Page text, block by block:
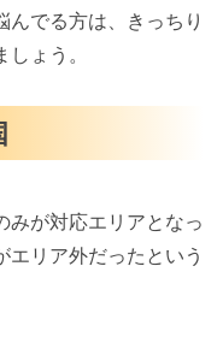
んでる方は、きっちり
ょう。
みが対応エリアとなっ
リア外だったという